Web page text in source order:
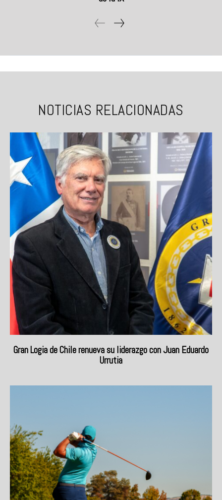
NOTICIAS RELACIONADAS
Gran Logia de Chile renueva su liderazgo con Juan Eduardo
Urrutia